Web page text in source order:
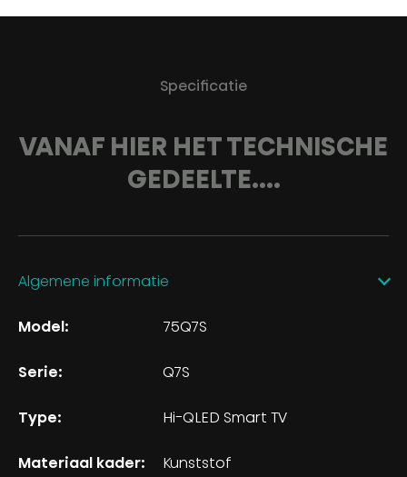
Specificatie
VANAF HIER HET TECHNISCHE
GEDEELTE....
Algemene informatie
Model: 75Q7S
Serie: Q7S
Type: Hi-QLED Smart TV
Materiaal kader: Kunststof